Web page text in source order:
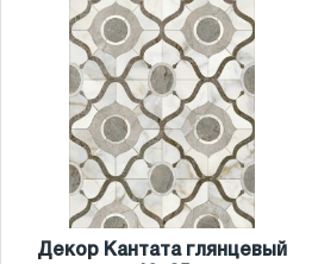
Декор Кантата глянцевый